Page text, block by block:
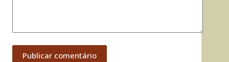
Publicar comentário